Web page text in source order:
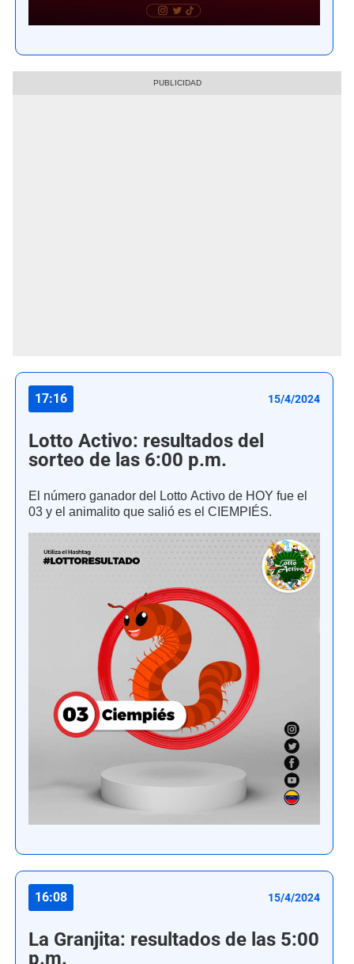
17:16 15/4/2024
Lotto Activo: resultados del
sorteo de las 6:00 p.m.
El número ganador del Lotto Activo de HOY fue el
03 y el animalito que salió es el CIEMPIÉS.
16:08 15/4/2024
La Granjita: resultados de las 5:00
p.m.